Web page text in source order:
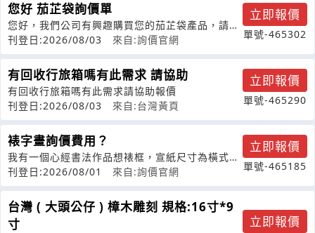
您好 茄芷袋詢價單
您好，我們公司有興趣購買您的茄芷袋產品，請提
供以下資訊：1.請問貴公司茄芷袋有哪
刊登日:2026/08/03 來自:詢價官網
立即報價
單號-465302
有回收行旅箱嗎有此需求 請協助
有回收行旅箱嗎有此需求請協助報價
刊登日:2026/08/03
來自:台灣黃頁
立即報價
單號-465290
裱字畫詢價費用？
我有一個心經書法作品想裱框，宣紙尺寸為橫式
35*68公分,想先詢價，謝謝
刊登日:2026/08/01 來自:詢價官網
立即報價
單號-465185
台灣 ( 大頭公仔 ) 樟木雕刻 規格:16寸*9
寸
立即報價